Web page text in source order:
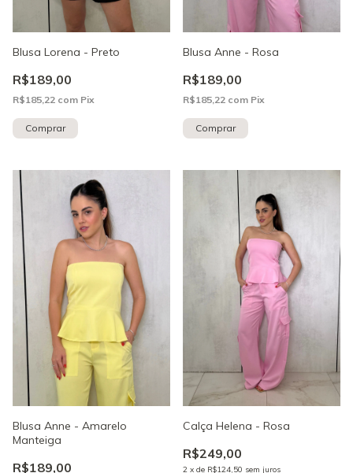
Blusa Lorena - Preto
R$189,00
R$185,22 com Pix
Comprar
Blusa Anne - Rosa
R$189,00
R$185,22 com Pix
Comprar
Blusa Anne - Amarelo
Manteiga
R$189,00
Calça Helena - Rosa
R$249,00
2 x de R$124,50 sem juros